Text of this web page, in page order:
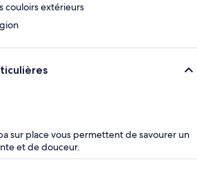
couloirs extérieurs
sur place vous permettent de savourer un
et de douceur.